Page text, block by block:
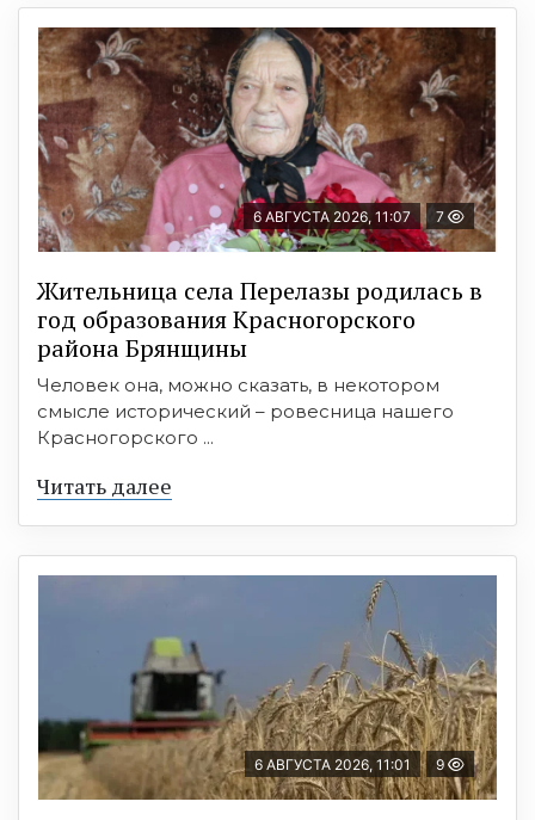
6 АВГУСТА 2026, 11:07 7
Жительница села Перелазы родилась в
год образования Красногорского
района Брянщины
Человек она, можно сказать, в некотором
смысле исторический – ровесница нашего
Красногорского ...
Читать далее
6 АВГУСТА 2026, 11:01 9